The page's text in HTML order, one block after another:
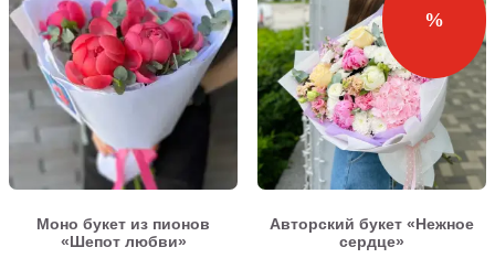
Моно букет из пионов
«Шепот любви»
%
Авторский букет «Нежное
сердце»